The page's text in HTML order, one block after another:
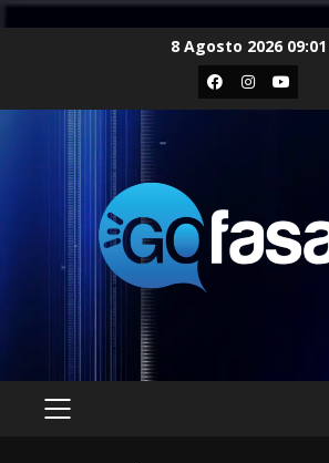
8 Agosto 2026 09:01
Facebook
Instagram
Youtube
PRIMARY